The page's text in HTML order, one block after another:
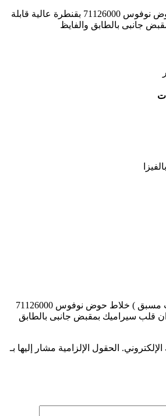
( طلب مسبق ) خلاط حوض نوفوس 71126000 بقنطرة عالية قابلة
جانبى بالطابق والفايظ
كن أول من يقيم “( طلب مسبق ) خلاط حوض نوفوس 71126000
قلب سيراميك بمقبض جانبى بالطابق
الحقول الإلزامية مشار إليها بـ